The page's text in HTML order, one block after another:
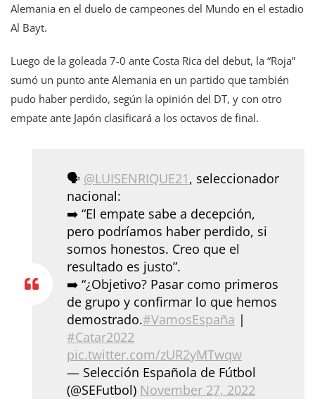
Alemania en el duelo de campeones del Mundo en el estadio
Al Bayt.
Luego de la goleada 7-0 ante Costa Rica del debut, la “Roja”
sumó un punto ante Alemania en un partido que también
pudo haber perdido, según la opinión del DT, y con otro
empate ante Japón clasificará a los octavos de final.
🗣️ @LUISENRIQUE21 , seleccionador
nacional:
➡️ “El empate sabe a decepción,
pero podríamos haber perdido, si
somos honestos. Creo que el
resultado es justo”.
➡️ “¿Objetivo? Pasar como primeros
de grupo y confirmar lo que hemos
demostrado.#VamosEspaña |
#Catar2022
pic.twitter.com/zUR2yMTwqw
— Selección Española de Fútbol
(@SEFutbol) November 27, 2022